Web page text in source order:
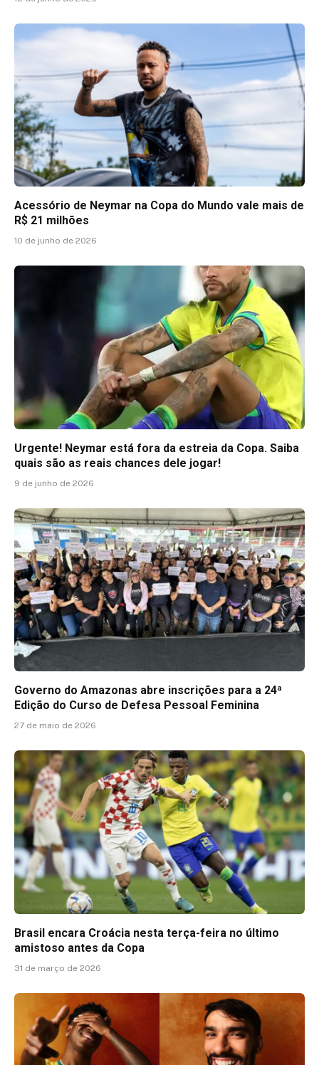
Acessório de Neymar na Copa do Mundo vale mais de
R$ 21 milhões
10 de junho de 2026
Urgente! Neymar está fora da estreia da Copa. Saiba
quais são as reais chances dele jogar!
9 de junho de 2026
Governo do Amazonas abre inscrições para a 24ª
Edição do Curso de Defesa Pessoal Feminina
27 de maio de 2026
Brasil encara Croácia nesta terça-feira no último
amistoso antes da Copa
31 de março de 2026